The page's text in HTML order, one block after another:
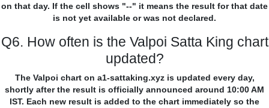
on that day. If the cell shows "--" it means the result for that date
is not yet available or was not declared.
Q6. How often is the Valpoi Satta King chart
updated?
The Valpoi chart on a1-sattaking.xyz is updated every day,
shortly after the result is officially announced around 10:00 AM
IST. Each new result is added to the chart immediately so the